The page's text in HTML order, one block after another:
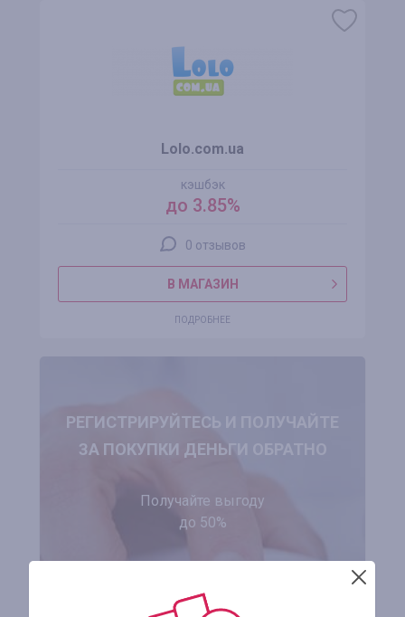
Lolo.com.ua
кэшбэк
до 3.85%
0 отзывов
В МАГАЗИН
ПОДРОБНЕЕ
РЕГИСТРИРУЙТЕСЬ И ПОЛУЧАЙТЕ
ЗА ПОКУПКИ ДЕНЬГИ ОБРАТНО
Получайте выгоду
до 50%
ЗАРЕГИСТРИРОВАТЬСЯ